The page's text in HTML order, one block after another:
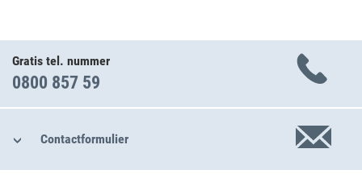
Gratis tel. nummer
0800 857 59
Contactformulier